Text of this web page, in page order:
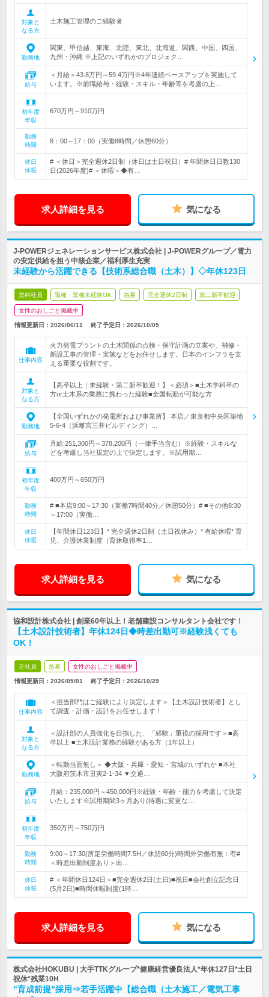
対象と
なる方
土木施工管理のご経験者
勤務地
関東、甲信越、東海、北陸、東北、北海道、関西、中国、四国、
九州・沖縄 ※上記のいずれかのプロジェク…
給与
＜月給＞43.8万円～59.4万円※4年連続ベースアップを実施して
います。※前職給与・経験・スキル・年齢等を考慮の上…
初年度
年収
670万円～910万円
勤務
時間
8：00～17：00（実働8時間／休憩60分）
休日
休暇
# ＜休日＞完全週休2日制（休日は土日祝日）# 年間休日日数130
日(2026年度)# ＜休暇＞◆有…
求人詳細を見る 気になる
J-POWERジェネレーションサービス株式会社 | J-POWERグループ／電力
の安定供給を担う中核企業／福利厚生充実
未経験から活躍できる【技術系総合職（土木）】◇年休123日
契約社員 職種・業種未経験OK 急募 完全週休2日制 第二新卒歓迎
女性のおしごと掲載中
情報更新日：2026/06/11 終了予定日： 2026/10/05
仕事内容
火力発電プラントの土木関係の点検・保守計画の立案や、補修・
新設工事の管理・実施などをお任せします。日本のインフラを支
える重要な役割です。
対象と
なる方
【高卒以上｜未経験・第二新卒歓迎！】＜必須＞■土木学科卒の
方or土木系の業務に携わった経験■全国転勤が可能な方
勤務地
【全国いずれかの発電所および事業所】 本店／東京都中央区築地
5-6-4（浜離宮三井ビルディング）…
給与
月給:251,300円～378,200円（一律手当含む）※経験・スキルな
どを考慮し当社規定の上で決定します。※試用期…
初年度
年収
400万円～650万円
勤務
時間
# ■本店9:00～17:30（実働7時間40分／休憩50分）# ■その他8:30
～17:00（実働…
休日
休暇
【年間休日123日】* 完全週休2日制（土日祝休み）* 有給休暇* 育
児、介護休業制度（育休取得率1…
求人詳細を見る 気になる
協和設計株式会社 | 創業60年以上！老舗建設コンサルタント会社です！
【土木設計技術者】年休124日◆時差出勤可※経験浅くても
OK！
正社員 急募 女性のおしごと掲載中
情報更新日：2026/05/01 終了予定日： 2026/10/29
仕事内容
＜担当部門はご経験により決定します＞【土木設計技術者】とし
て調査・計画・設計をお任せします！
対象と
なる方
＜設計部の人員強化を目指した、「経験」重視の採用です＞■高
卒以上 ■土木設計業務の経験がある方（1年以上）
勤務地
＜転勤当面無し＞ ◆大阪・兵庫・愛知・宮城のいずれか ■本社
大阪府茨木市丑寅2-1-34 ▼交通…
給与
月給：235,000円～450,000円※経験・年齢・能力を考慮して決定
いたします※試用期間3ヶ月あり(待遇に変更な…
初年度
年収
350万円～750万円
勤務
時間
9:00～17:30(所定労働時間7.5H／休憩60分)時間外労働有無：有#
＜時差出勤制度あり＞出…
休日
休暇
# ＜年間休日124日＞■完全週休2日(土日)■祝日■会社創立記念日
(5月2日)■時間休暇制度(1時…
求人詳細を見る 気になる
株式会社HOKUBU | 大手TTKグループ*健康経営優良法人*年休127日*土日
祝休*残業10H
"育成前提"採用⇒若手活躍中【総合職（土木施工／電気工事